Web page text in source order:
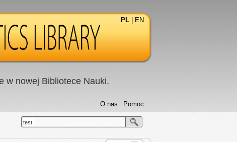
PL EN
w nowej Bibliotece Nauki.
Pomoc
O nas
test